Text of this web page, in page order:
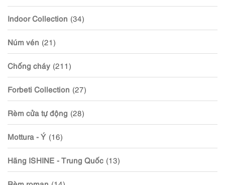
Indoor Collection (34)
Núm vén (21)
Chống cháy (211)
Forbeti Collection (27)
Rèm cửa tự động (28)
Mottura - Ý (16)
Hãng ISHINE - Trung Quốc (13)